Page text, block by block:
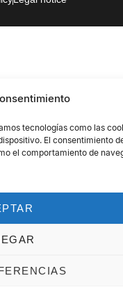
tecnologías como las
El consentimiento
el comportamiento de